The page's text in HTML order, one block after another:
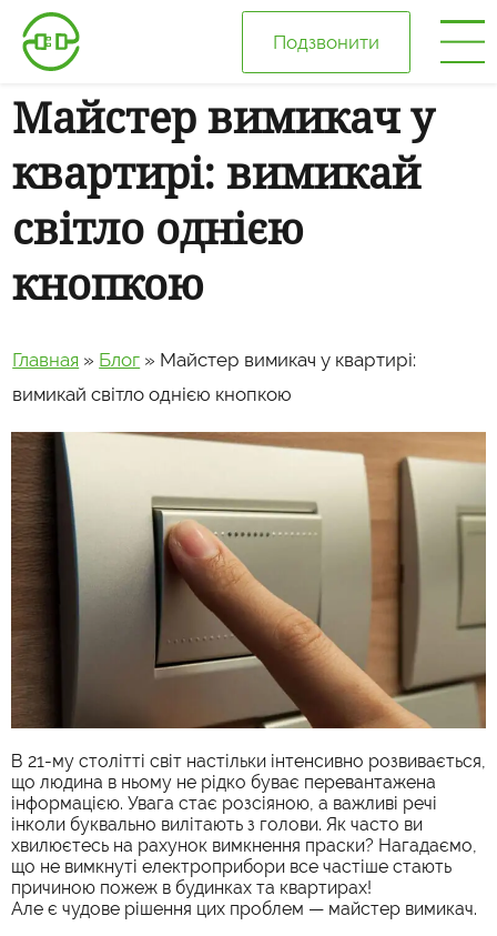
Подзвонити
Головна
Про нас
Блог
Майстер вимикач у
квартирі: вимикай
світло однією
кнопкою
Главная » Блог » Майстер вимикач у квартирі:
вимикай світло однією кнопкою
В 21-му столітті світ настільки інтенсивно розвивається,
що людина в ньому не рідко буває перевантажена
інформацією. Увага стає розсіяною, а важливі речі
інколи буквально вилітають з голови. Як часто ви
хвилюєтесь на рахунок вимкнення праски? Нагадаємо,
що не вимкнуті електроприбори все частіше стають
причиною пожеж в будинках та квартирах!
Але є чудове рішення цих проблем — майстер вимикач.